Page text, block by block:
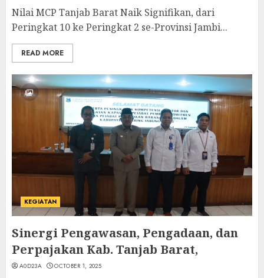
Nilai MCP Tanjab Barat Naik Signifikan, dari
Peringkat 10 ke Peringkat 2 se-Provinsi Jambi...
READ MORE
KEGIATAN
Sinergi Pengawasan, Pengadaan, dan
Perpajakan Kab. Tanjab Barat,
A0D23A OCTOBER 1, 2025